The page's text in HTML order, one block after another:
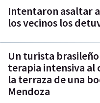
Intentaron asaltar
los vecinos los
Un turista
terapia intensiva al
la terraza de una
Mendoza